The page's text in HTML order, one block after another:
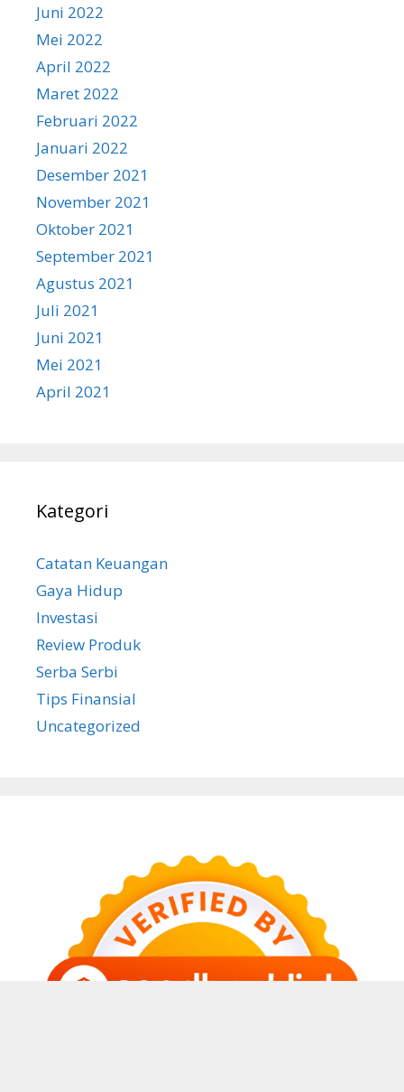
Juni 2022
Mei 2022
April 2022
Maret 2022
Februari 2022
Januari 2022
Desember 2021
November 2021
Oktober 2021
September 2021
Agustus 2021
Juli 2021
Juni 2021
Mei 2021
April 2021
Kategori
Catatan Keuangan
Gaya Hidup
Investasi
Review Produk
Serba Serbi
Tips Finansial
Uncategorized